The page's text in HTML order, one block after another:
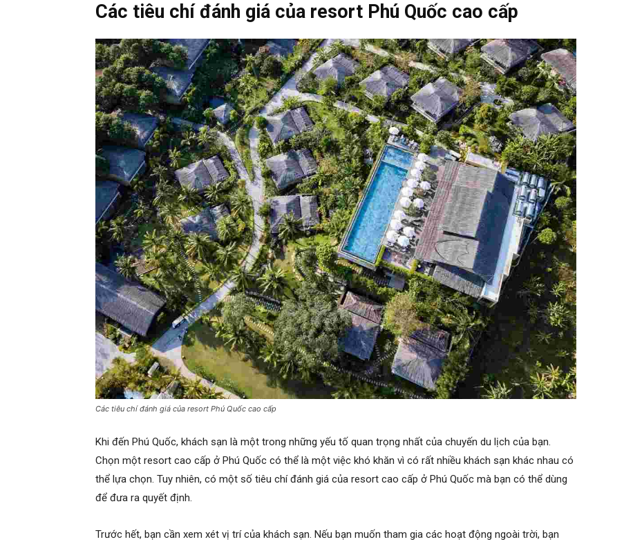
Các tiêu chí đánh giá của resort Phú Quốc cao cấp
Các tiêu chí đánh giá của resort Phú Quốc cao cấp
Khi đến Phú Quốc, khách sạn là một trong những yếu tố quan trọng nhất của chuyến du lịch của bạn.
Chọn một resort cao cấp ở Phú Quốc có thể là một việc khó khăn vì có rất nhiều khách sạn khác nhau có
thể lựa chọn. Tuy nhiên, có một số tiêu chí đánh giá của resort cao cấp ở Phú Quốc mà bạn có thể dùng
để đưa ra quyết định.
Trước hết, bạn cần xem xét vị trí của khách sạn. Nếu bạn muốn tham gia các hoạt động ngoài trời, bạn